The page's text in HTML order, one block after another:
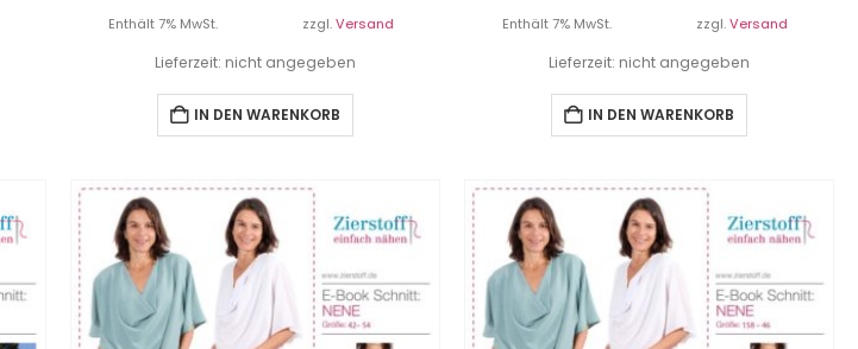
Enthält 7% MwSt. zzgl.Versand
Lieferzeit: nicht angegeben
IN DEN WARENKORB
Enthält 7% MwSt. zzgl.Versand
Lieferzeit: nicht angegeben
IN DEN WARENKORB